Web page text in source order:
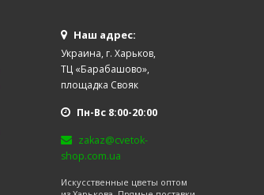
Наш адрес:
Украина, г. Харьков,
ТЦ «Барабашово»,
площадка Свояк
Пн-Вс 8:00-20:00
zakaz@cvetok-
shop.com.ua
Искусственные цветы оптом